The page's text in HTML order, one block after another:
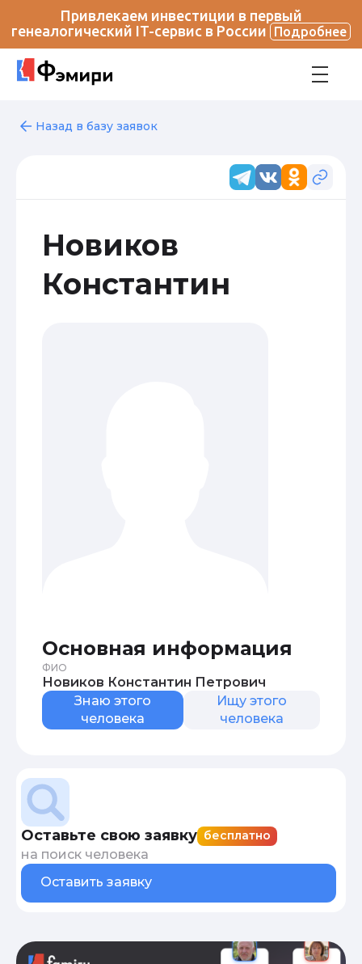
Привлекаем инвестиции в первый
генеалогический IT-сервис в России
Подробнее
Назад в базу заявок
Новиков
Константин
Основная информация
ФИО
Новиков Константин Петрович
Знаю этого
человека
Ищу этого
человека
Оставьте свою заявку бесплатно
на поиск человека
Оставить заявку